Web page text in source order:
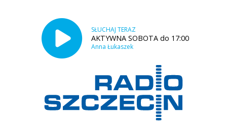
SŁUCHAJ TERAZ
AKTYWNA SOBOTA do 17:00
Anna Łukaszek